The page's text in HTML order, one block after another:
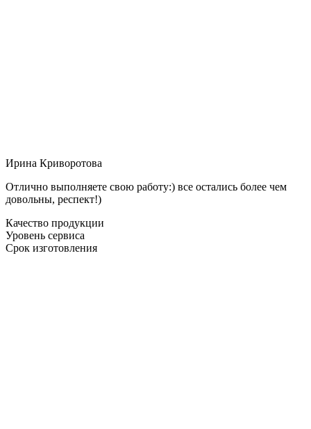
Ирина Криворотова
Отлично выполняете свою работу:) все остались более чем
довольны, респект!)
Качество продукции
Уровень сервиса
Срок изготовления